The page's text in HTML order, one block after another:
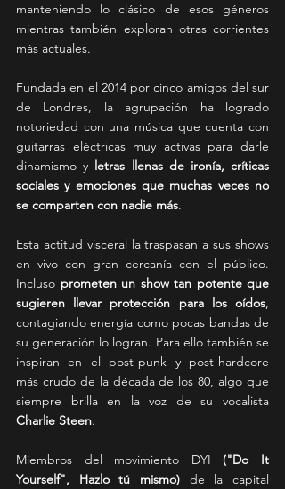
manteniendo lo clásico de esos géneros
mientras también exploran otras corrientes
más actuales.
Fundada en el 2014 por cinco amigos del sur
de Londres, la agrupación ha logrado
notoriedad con una música que cuenta con
guitarras eléctricas muy activas para darle
dinamismo y letras llenas de ironía, críticas
sociales y emociones que muchas veces no
se comparten con nadie más.
Esta actitud visceral la traspasan a sus shows
en vivo con gran cercanía con el público.
Incluso prometen un show tan potente que
sugieren llevar protección para los oídos,
contagiando energía como pocas bandas de
su generación lo logran. Para ello también se
inspiran en el post-punk y post-hardcore
más crudo de la década de los 80, algo que
Charlie Steen.
Miembros del movimiento DYI ("Do It
Yourself", Hazlo tú mismo) de la capital